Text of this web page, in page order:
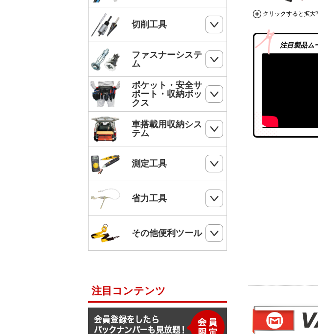
クリックすると拡大
注目製品ム
ジョイントライン
スーパーカーボン
スーパースネーク
スーパーイエロー
バケットランナー
SHランナー
ケーブルキャッチャー
ケーブルグリップ
電線リール・ドラムローラー・ウイン
電動ウインチ用ロープ
スチールワイヤー
F1ライン
よび線グリップ
ストリッパー
電工ペンチ
カッター
電工ナイフ
電工レンチ/ダクトレンチハンマー
電気工事用鋏
鋸
ペンチ
ドライバー
ドリルチャック・シャンクアダプター
ラチェットレンチ
ソケットレンチセット
モンキレンチ
モジュラー圧着工具
LANケーブルストリッパー
モジュラープラグ
モジュラープラグカバー
LANツールキット
パンチダウンツール
切削工具
ドリル
DPドリル
ホールソー
ステップドリル・テーパードリル
ホールソー・ステップドリルセット
油圧フリーパンチ
ビット
ー
ファスナーシステ
ム
コンクリート・ALC用プラグ
ボードリベッター
ボードプラグ
ビス
ケーブルタイ
圧着端子ミニパック
ポケット・安全サ
ポート・収納ボッ
クス
フルハーネス
柱上安全帯用ベルト
幅広柱上安全帯用ベルト
ワークポジショニング用連結ベルト
柱上安全帯用ランヤード
セフティロープ
後付ショルダーベルト
Shuttoシリーズ
車搭載用収納シス
テム
フロアーキャビネット
サイドラック
測定工具
検電器・配線チェッカー
メジャー
省力工具
ベルトスリング
その他便利ツール
脚立ソックス
サビ取りスプレー
注目コンテンツ